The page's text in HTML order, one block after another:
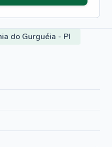
do Gurguéia - PI